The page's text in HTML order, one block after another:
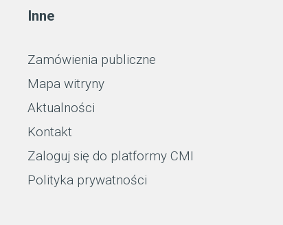
Inne
Zamówienia publiczne
Mapa witryny
Aktualności
Kontakt
Zaloguj się do platformy CMI
Polityka prywatności